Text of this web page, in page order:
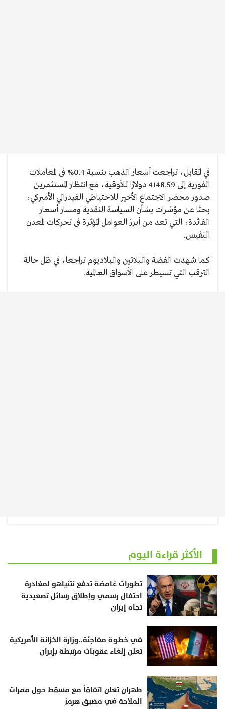
في المقابل، تراجعت أسعار الذهب بنسبة 0.4% في المعاملات
الفورية إلى 4148.59 دولارًا للأوقية، مع انتظار المستثمرين
صدور محضر الاجتماع الأخير للاحتياطي الفيدرالي الأميركي،
بحثا عن مؤشرات بشأن السياسة النقدية ومسار أسعار
الفائدة، التي تعد من أبرز العوامل المؤثرة في تحركات المعدن
النفيس.
كما شهدت الفضة والبلاتين والبلاديوم تراجعا، في ظل حالة
الترقب التي تسيطر على الأسواق العالمية.
الأكثر قراءة اليوم
تطورات غامضة تدفع نتنياهو لمغادرة
احتفال رسمي وإطلاق رسائل تصعيدية
تجاه إيران
في خطوة مفاجئة..وزارة الخزانة الأمريكية
تعلن إلغاء عقوبات مرتبطة بإيران
طهران تعلن اتفاقاً مع مسقط حول ممرات
الملاحة في مضيق هرمز